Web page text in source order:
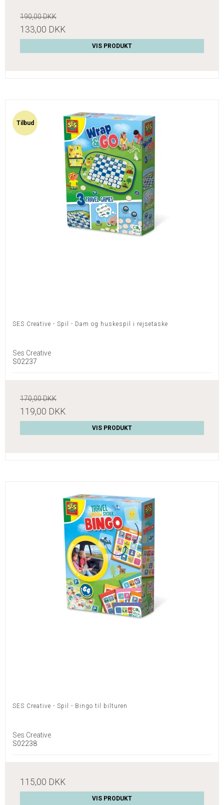
190,00 DKK
133,00 DKK
VIS PRODUKT
Tilbud
SES Creative - Spil - Dam og huskespil i rejsetaske
Ses Creative
S02237
170,00 DKK
119,00 DKK
VIS PRODUKT
SES Creative - Spil - Bingo til bilturen
Ses Creative
S02238
115,00 DKK
VIS PRODUKT